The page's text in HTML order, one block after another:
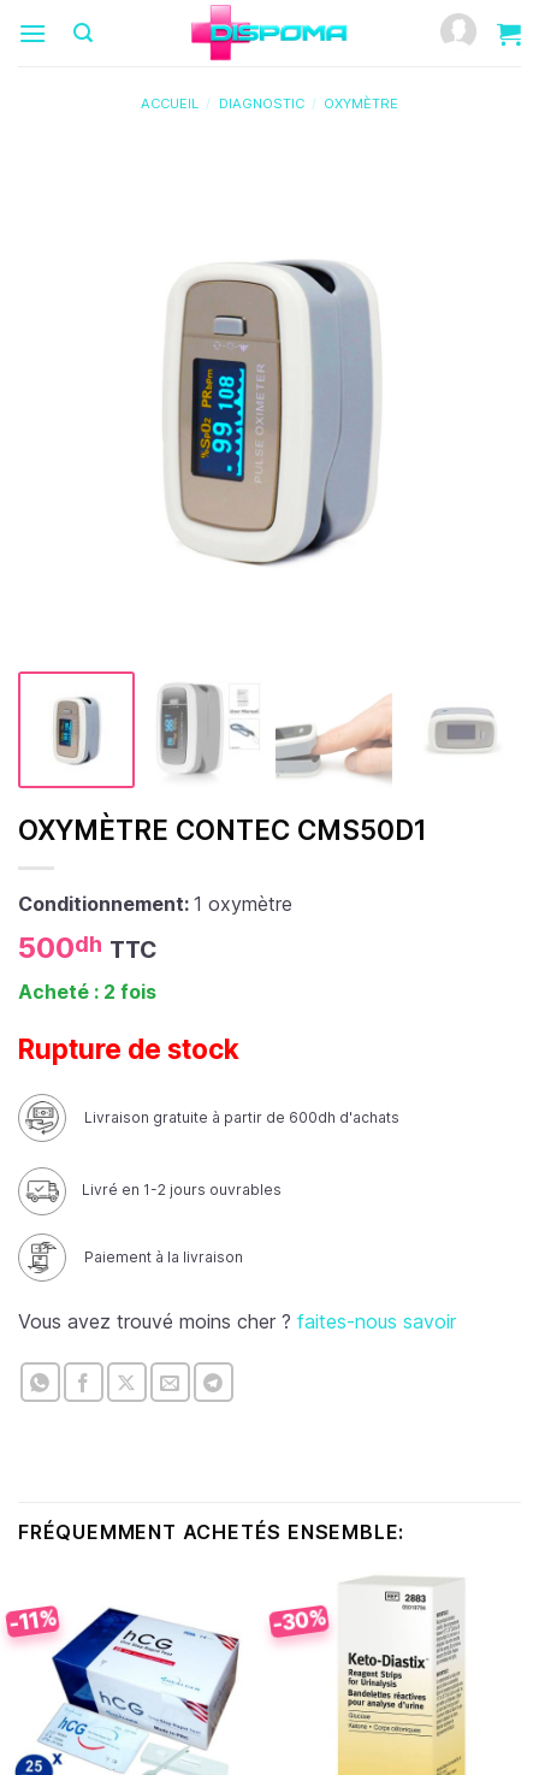
ACCUEIL / DIAGNOSTIC / OXYMÈTRE
OXYMÈTRE CONTEC CMS50D1
Conditionnement: 1 oxymètre
500dh TTC
Acheté : 2 fois
Rupture de stock
Livraison gratuite à partir de 600dh d'achats
Livré en 1-2 jours ouvrables
Paiement à la livraison
Vous avez trouvé moins cher ? faites-nous savoir
FRÉQUEMMENT ACHETÉS ENSEMBLE:
-11% -30%